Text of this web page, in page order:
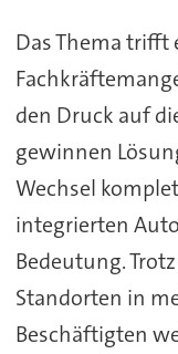
Das Thema trifft
den Druck auf
gewinnen
Wechsel
integrierten
Bedeutung.
Standorten in
Beschäftigten